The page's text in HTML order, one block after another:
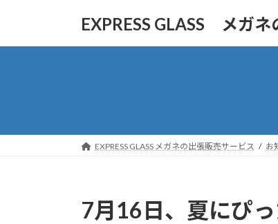
EXPRESS GLASS メガ
EXPRESS GLASS メガネの出張販売サービス お
7月16日、夏にぴ